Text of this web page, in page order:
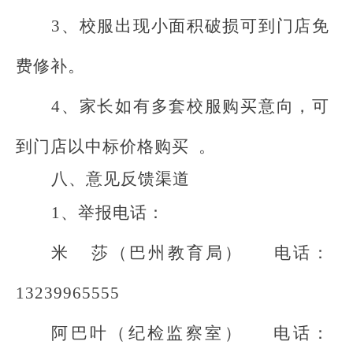
3、校服出现小面积破损可到门店免
费修补。
4、家长如有多套校服 购买意向，可
到门店 以中标价格购买
。
八、意见反馈渠道
1、举报电话：
米 莎 （巴州教育局） 电话：
13239965555
阿巴叶（纪检监察室） 电话：